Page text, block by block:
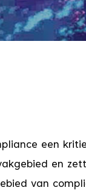
een
en
van